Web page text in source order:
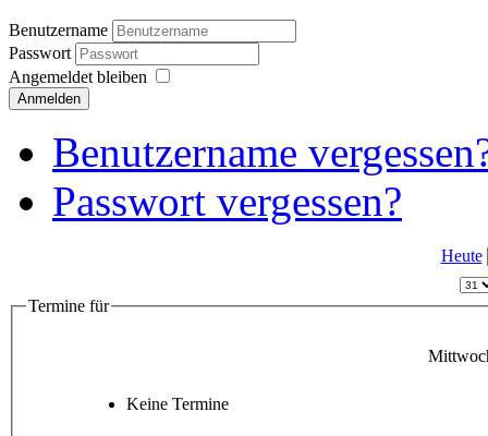
Benutzername
Passwort
Angemeldet bleiben
Anmelden
Benutzername
Passwort vergessen?
Heute
Termine für
Keine Termine